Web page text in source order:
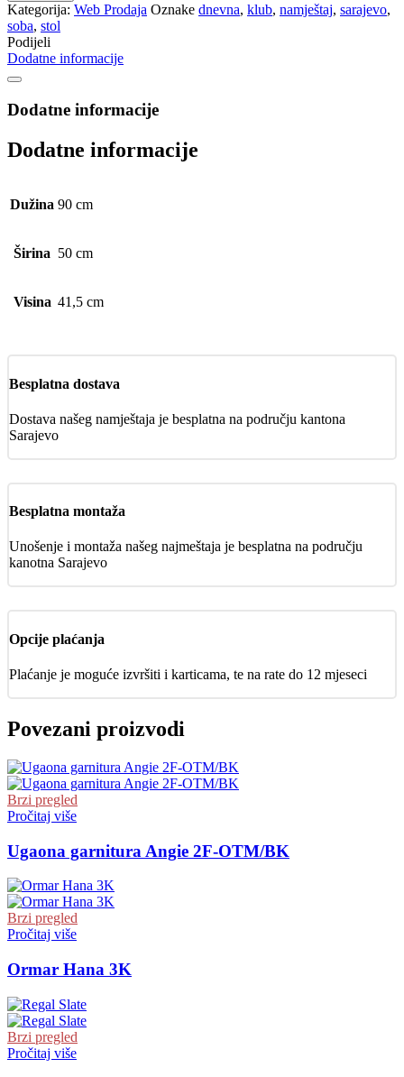
Kategorija: Web Prodaja Oznake dnevna, klub, namještaj, sarajevo,
soba, stol
Podijeli
Dodatne informacije
Dodatne informacije
Dodatne informacije
Dužina 90 cm
Širina 50 cm
Visina 41,5 cm
Besplatna dostava
Dostava našeg namještaja je besplatna na području kantona
Sarajevo
Besplatna montaža
Unošenje i montaža našeg najmeštaja je besplatna na području
kanotna Sarajevo
Opcije plaćanja
Plaćanje je moguće izvršiti i karticama, te na rate do 12 mjeseci
Povezani proizvodi
Brzi pregled
Pročitaj više
Ugaona garnitura Angie 2F-OTM/BK
Brzi pregled
Pročitaj više
Ormar Hana 3K
Brzi pregled
Pročitaj više